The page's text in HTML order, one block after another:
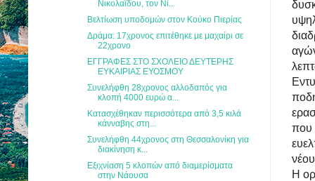
που
Η
Νικολαϊδου, τον Νί...
Βελτίωση υποδομών στον Κούκο Πιερίας
Δράμα: 17χρονος επιτέθηκε με μαχαίρι σε
22χρονο
ΕΓΓΡΑΦΕΣ ΣΤΟ ΣΧΟΛΕΙΟ ΔΕΥΤΕΡΗΣ
ΕΥΚΑΙΡΙΑΣ ΕΥΟΣΜΟΥ
Συνελήφθη 28χρονος αλλοδαπός για
κλοπή 4000 ευρώ α...
Κατασχέθηκαν περισσότερα από 3,5 κιλά
κάνναβης στη...
Συνελήφθη 44χρονος στη Θεσσαλονίκη για
διακίνηση κ...
Εξιχνίαση 5 κλοπών από διαμερίσματα
στην Νάουσα